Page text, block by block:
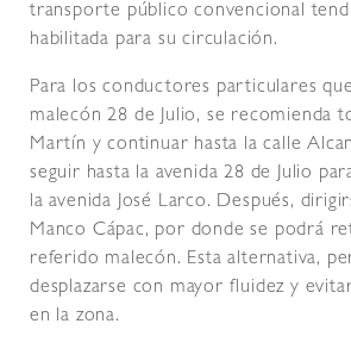
transporte público convencional
habilitada para su circulación.
Para los conductores particulares
malecón 28 de Julio, se recomienda
Martín y continuar hasta la calle
seguir hasta la avenida 28 de Julio
la avenida José Larco. Después,
Manco Cápac, por donde se podrá
referido malecón. Esta alternativa,
desplazarse con mayor fluidez y
en la zona.